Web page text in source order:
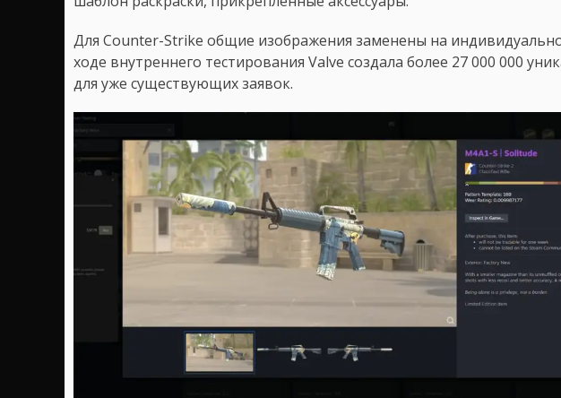
Для Counter-Strike общие изображения заменены на
ходе внутреннего тестирования Valve создала более 27 000 000
для уже существующих заявок.